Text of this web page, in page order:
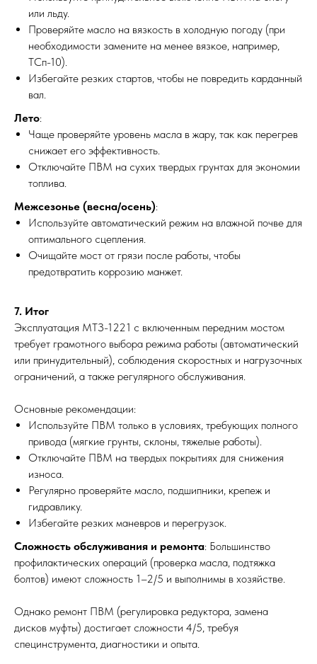
или льду.
Проверяйте масло на вязкость в холодную погоду (при
необходимости замените на менее вязкое, например,
ТСп-10).
Избегайте резких стартов, чтобы не повредить карданный
вал.
Лето:
Чаще проверяйте уровень масла в жару, так как перегрев
снижает его эффективность.
Отключайте ПВМ на сухих твердых грунтах для экономии
топлива.
Межсезонье (весна/осень):
Используйте автоматический режим на влажной почве для
оптимального сцепления.
Очищайте мост от грязи после работы, чтобы
предотвратить коррозию манжет.
7. Итог
Эксплуатация МТЗ-1221 с включенным передним мостом
требует грамотного выбора режима работы (автоматический
или принудительный), соблюдения скоростных и нагрузочных
ограничений, а также регулярного обслуживания.
Основные рекомендации:
Используйте ПВМ только в условиях, требующих полного
привода (мягкие грунты, склоны, тяжелые работы).
Отключайте ПВМ на твердых покрытиях для снижения
износа.
Регулярно проверяйте масло, подшипники, крепеж и
гидравлику.
Избегайте резких маневров и перегрузок.
Сложность обслуживания и ремонта: Большинство
профилактических операций (проверка масла, подтяжка
болтов) имеют сложность 1–2/5 и выполнимы в хозяйстве.
Однако ремонт ПВМ (регулировка редуктора, замена
дисков муфты) достигает сложности 4/5, требуя
специнструмента, диагностики и опыта.
ПО ЗВУКУ